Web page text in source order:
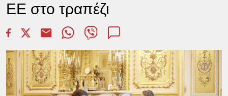
ΕΕ στο τραπέζι